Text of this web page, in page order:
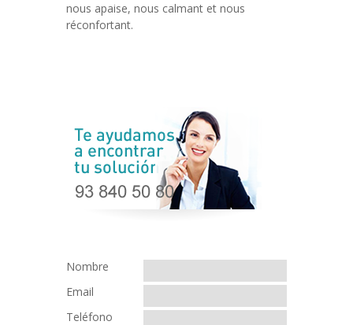
nous apaise, nous calmant et nous
réconfortant.
Nombre
Email
Teléfono